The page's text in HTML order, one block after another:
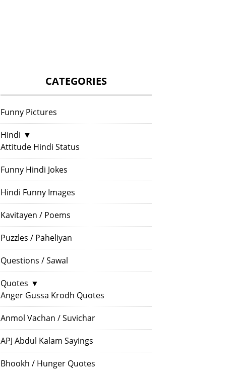
CATEGORIES
Funny Pictures
Hindi ▼
Attitude Hindi Status
Funny Hindi Jokes
Hindi Funny Images
Kavitayen / Poems
Puzzles / Paheliyan
Questions / Sawal
Quotes ▼
Anger Gussa Krodh Quotes
Anmol Vachan / Suvichar
APJ Abdul Kalam Sayings
Bhookh / Hunger Quotes